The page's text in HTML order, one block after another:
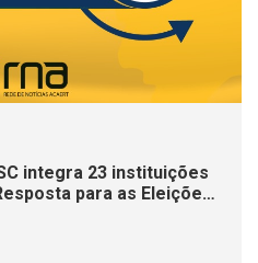
integra 23 instituições
para as Eleições